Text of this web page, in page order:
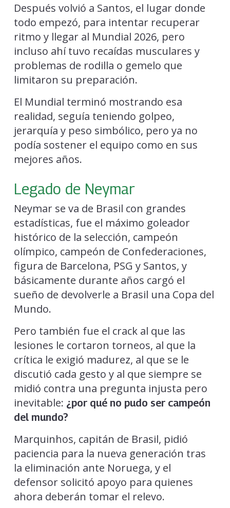
Después volvió a Santos, el lugar donde
todo empezó, para intentar recuperar
ritmo y llegar al Mundial 2026, pero
incluso ahí tuvo recaídas musculares y
problemas de rodilla o gemelo que
limitaron su preparación.
El Mundial terminó mostrando esa
realidad, seguía teniendo golpeo,
jerarquía y peso simbólico, pero ya no
podía sostener el equipo como en sus
mejores años.
Legado de Neymar
Neymar se va de Brasil con grandes
estadísticas, fue el máximo goleador
histórico de la selección, campeón
olímpico, campeón de Confederaciones,
figura de Barcelona, PSG y Santos, y
básicamente durante años cargó el
sueño de devolverle a Brasil una Copa del
Mundo.
Pero también fue el crack al que las
lesiones le cortaron torneos, al que la
crítica le exigió madurez, al que se le
discutió cada gesto y al que siempre se
midió contra una pregunta injusta pero
inevitable: ¿por qué no pudo ser campeón
del mundo?
Marquinhos, capitán de Brasil, pidió
paciencia para la nueva generación tras
la eliminación ante Noruega, y el
defensor solicitó apoyo para quienes
ahora deberán tomar el relevo.